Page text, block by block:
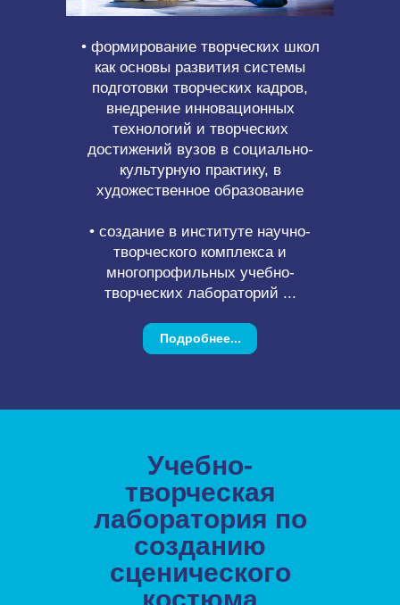
Подробнее...
• формирование творческих школ
как основы развития системы
подготовки творческих кадров,
внедрение инновационных
технологий и творческих
достижений вузов в социально-
культурную практику, в
художественное образование
• создание в институте научно-
творческого комплекса и
многопрофильных учебно-
творческих лабораторий ...
Учебно-
творческая
лаборатория по
созданию
сценического